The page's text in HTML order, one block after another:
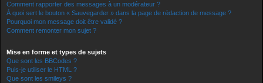
Comment rapporter des messages à un modérateur ?
À quoi sert le bouton « Sauvegarder » dans la page de rédaction de message ?
Pourquoi mon message doit être validé ?
Comment remonter mon sujet ?
Mise en forme et types de sujets
Que sont les BBCodes ?
Puis-je utiliser le HTML ?
Que sont les smileys ?